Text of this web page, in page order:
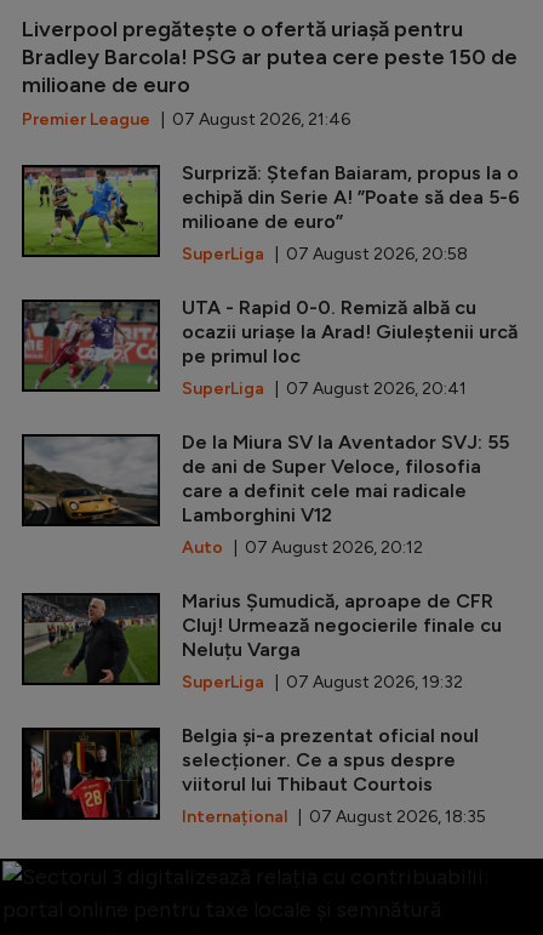
Liverpool pregătește o ofertă uriașă pentru
Bradley Barcola! PSG ar putea cere peste 150 de
milioane de euro
Premier League | 07 August 2026, 21:46
Surpriză: Ștefan Baiaram, propus la o
echipă din Serie A! ”Poate să dea 5-6
milioane de euro”
SuperLiga | 07 August 2026, 20:58
UTA - Rapid 0-0. Remiză albă cu
ocazii uriașe la Arad! Giuleștenii urcă
pe primul loc
SuperLiga | 07 August 2026, 20:41
De la Miura SV la Aventador SVJ: 55
de ani de Super Veloce, filosofia
care a definit cele mai radicale
Lamborghini V12
Auto | 07 August 2026, 20:12
Marius Șumudică, aproape de CFR
Cluj! Urmează negocierile finale cu
Neluțu Varga
SuperLiga | 07 August 2026, 19:32
Belgia și-a prezentat oficial noul
selecționer. Ce a spus despre
viitorul lui Thibaut Courtois
Internațional | 07 August 2026, 18:35